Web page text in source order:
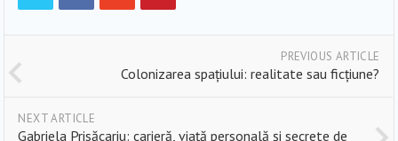
PREVIOUS ARTICLE
Colonizarea spațiului: realitate sau ficțiune?
NEXT ARTICLE
Gabriela Prisăcariu: carieră, viață personală și secrete de